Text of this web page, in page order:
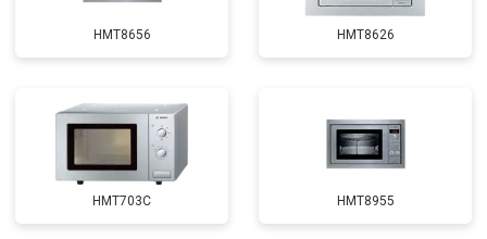
HMT8656 HMT8626
HMT703C HMT8955